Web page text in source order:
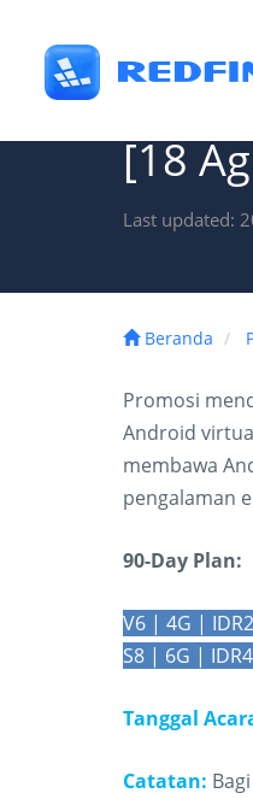
[18
Last updated:
Beranda
Promosi
Android
membawa
pengalaman
90-Day Plan:
V6 | 4G |
S8 | 6G |
Tanggal
Catatan: